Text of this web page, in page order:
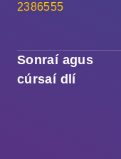
Sonraí agus
cúrsaí dlí
2386555